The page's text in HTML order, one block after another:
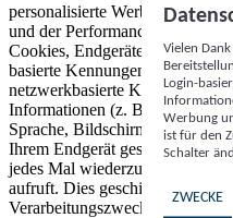
personalisierte Werbung und
und der Performance von
Cookies, Endgeräte- oder
basierte Kennungen, zufällig
netzwerkbasierte Kennungen)
Informationen (z. B.
Sprache, Bildschirmgröße,
Ihrem Endgerät gespeichert
jedes Mal wiederzuerkennen,
aufruft. Dies geschieht für einen
Verarbeitungszwecke.
Vielen
Login-
Werbung
ist für den
Schalter
ZWECKE